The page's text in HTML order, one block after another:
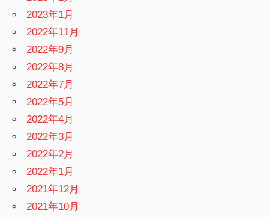
2023年1月
2022年11月
2022年9月
2022年8月
2022年7月
2022年5月
2022年4月
2022年3月
2022年2月
2022年1月
2021年12月
2021年10月